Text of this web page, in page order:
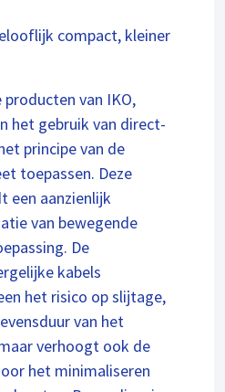
compact, kleiner
producten van IKO,
het gebruik van direct-
principe van de
toepassen. Deze
een aanzienlijk
van bewegende
De
kabels
het risico op slijtage,
van het
verhoogt ook de
het minimaliseren